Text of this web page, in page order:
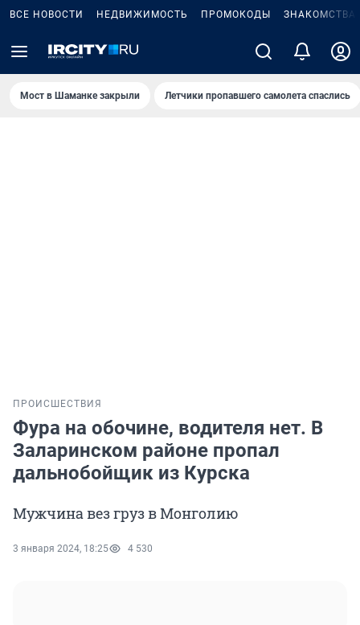
ВСЕ НОВОСТИ НЕДВИЖИМОСТЬ ПРОМОКОДЫ ЗНАКОМСТВА
Мост в Шаманке закрыли Летчики пропавшего самолета спаслись
ПРОИСШЕСТВИЯ
Фура на обочине, водителя нет. В
Заларинском районе пропал
дальнобойщик из Курска
Мужчина вез груз в Монголию
3 января 2024, 18:25 4 530